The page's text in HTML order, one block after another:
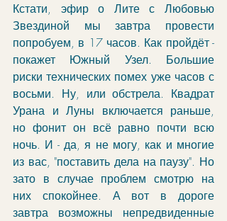
Кстати, эфир о Лите с Любовью
Звездиной мы завтра провести
попробуем, в 17 часов. Как пройдёт -
покажет Южный Узел. Большие
риски технических помех уже часов с
восьми. Ну, или обстрела. Квадрат
Урана и Луны включается раньше,
но фонит он всё равно почти всю
ночь. И - да, я не могу, как и многие
из вас, "поставить дела на паузу". Но
зато в случае проблем смотрю на
них спокойнее. А вот в дороге
завтра возможны непредвиденные